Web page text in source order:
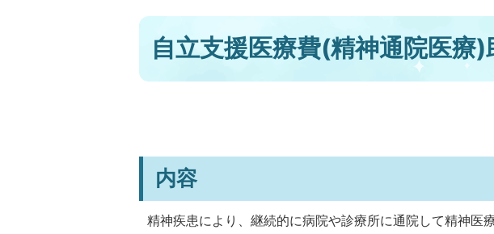
自立支援医療費(精神通院医療)
内容
精神疾患により、継続的に病院や診療所に通院して精神医